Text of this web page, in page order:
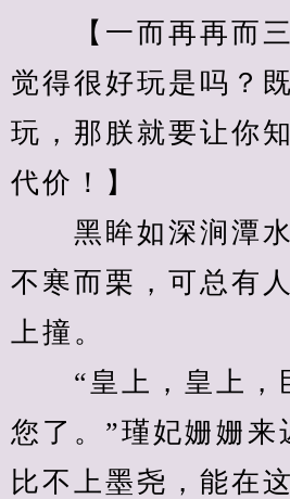
【一而再再而三
觉得很好玩是吗？
玩，那朕就要让你
代价！】
黑眸如深涧潭水
不寒而栗，可总有
上撞。
“皇上，皇上，
您了。”瑾妃姗姗来
比不上墨尧，能在